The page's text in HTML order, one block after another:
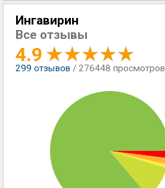
Ингавирин
Все отзывы
4.9
299 отзывов / 276448 просмотров